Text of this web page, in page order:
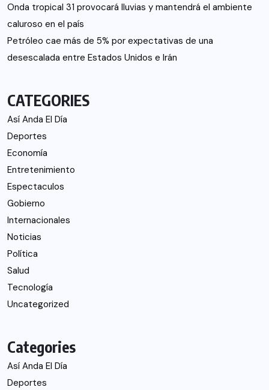
Onda tropical 31 provocará lluvias y mantendrá el ambiente
caluroso en el país
Petróleo cae más de 5% por expectativas de una
desescalada entre Estados Unidos e Irán
CATEGORIES
Así Anda El Día
Deportes
Economía
Entretenimiento
Espectaculos
Gobierno
Internacionales
Noticias
Política
Salud
Tecnología
Uncategorized
Categories
Así Anda El Día
Deportes